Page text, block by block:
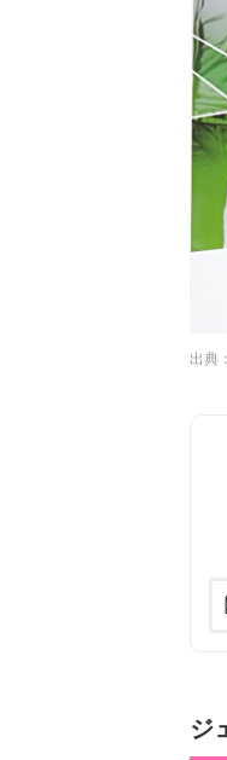
出典：
ジ